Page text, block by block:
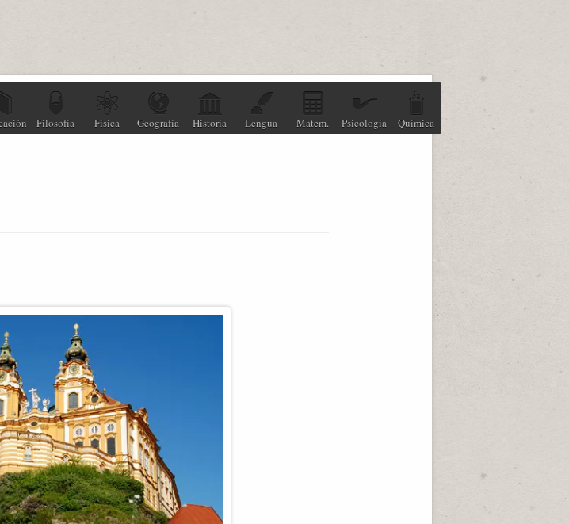
Filosofía Física Geografía Historia Lengua Matem. Psicología Química